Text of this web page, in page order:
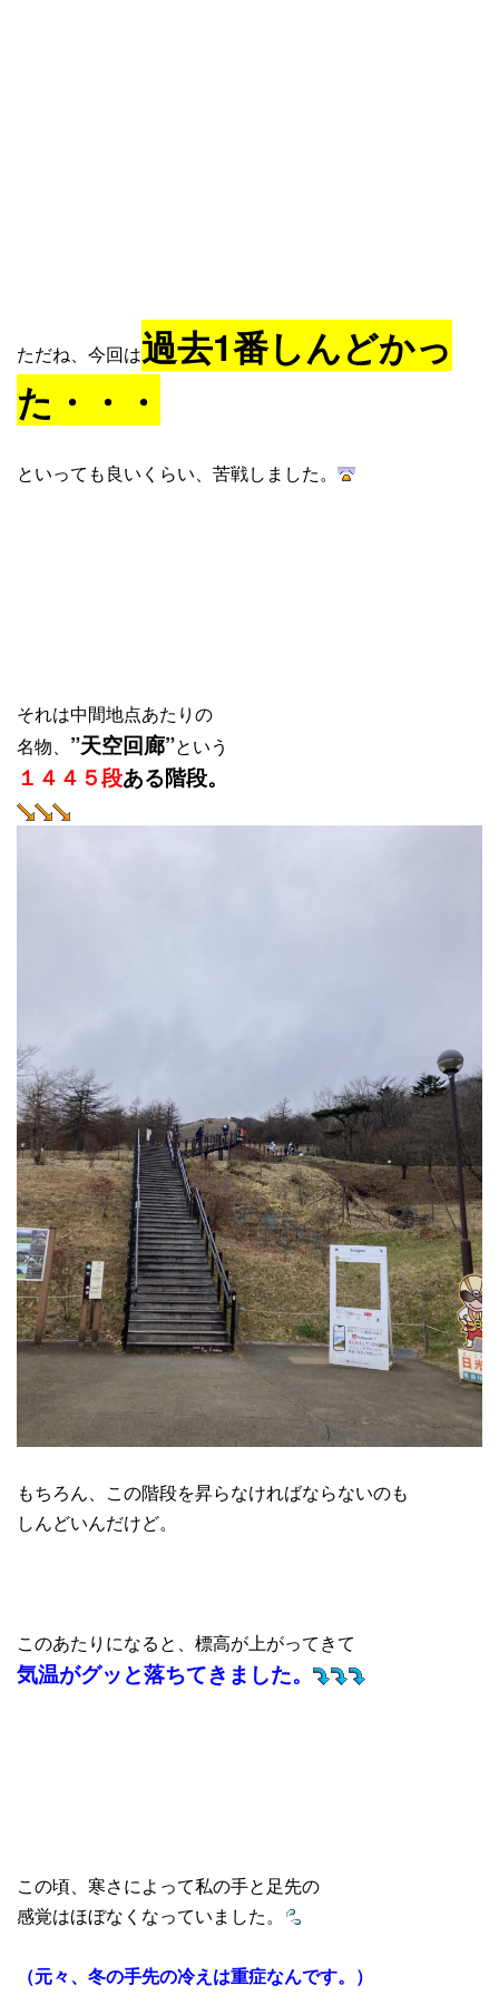
ただね、今回は過去1番しんどかっ
た・・・
といっても良いくらい、苦戦しました。
それは中間地点あたりの
名物、 ”天空回廊”という
１４４５段ある階段。
もちろん、この階段を昇らなければならないのも
しんどいんだけど。
このあたりになると、標高が上がってきて
気温がグッと落ちてきました。
この頃、寒さによって私の手と足先の
感覚はほぼなくなっていました。
（元々、冬の手先の冷えは重症なんです。）